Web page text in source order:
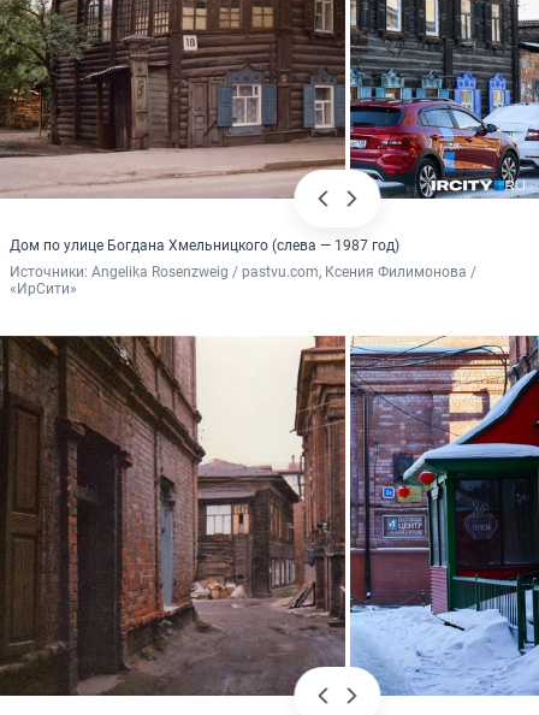
Дом по улице Богдана Хмельницкого (слева — 1987 год)
Источники: Angelika Rosenzweig / pastvu.com, Ксения Филимонова /
«ИрСити»